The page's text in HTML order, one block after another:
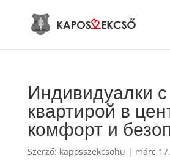
Индивидуалки
квартирой в
комфорт и
Szerző: kaposszekcsohu | márc